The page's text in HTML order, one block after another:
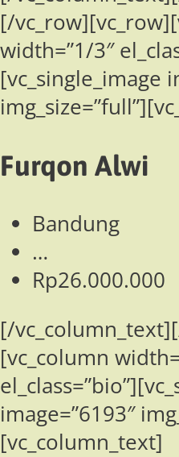
[/
width=”1/3″
[vc_single_image
Furqon Alwi
Bandung
…
Rp26.000.000
[/
[vc_column
image=”6193″
[vc_column_text]